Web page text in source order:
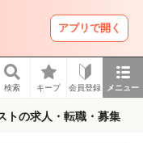
アプリで開く
検索 キープ 会員登録 メニュー
トの求人・転職・募集